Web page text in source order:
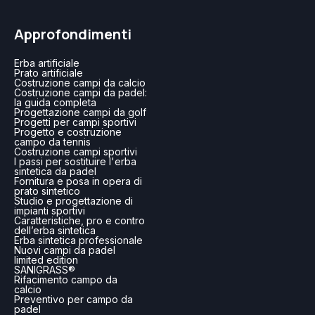
Approfondimenti
Erba artificiale
Prato artificiale
Costruzione campi da calcio
Costruzione campi da padel:
la guida completa
Progettazione campi da golf
Progetti per campi sportivi
Progetto e costruzione
campo da tennis
Costruzione campi sportivi
I passi per sostituire l'erba
sintetica da padel
Fornitura e posa in opera di
prato sintetico
Studio e progettazione di
impianti sportivi
Caratteristiche, pro e contro
dell’erba sintetica
Erba sintetica professionale
Nuovi campi da padel
limited edition
SANIGRASS®
Rifacimento campo da
calcio
Preventivo per campo da
padel